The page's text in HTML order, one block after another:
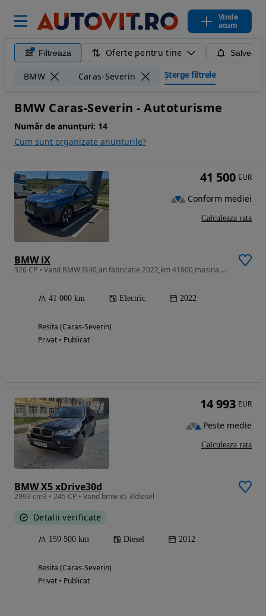
Vinde
acum
Filtreaza Oferte pentru tine
BMW Caras-Severin Șterge filtrele
BMW Caras-Severin - Autoturisme
Număr de anunțuri: 14
Cum sunt organizate anunturile?
BMW iX
326 CP • Vand BMW IX40,an fabricatie 2022,km 41000,masina a fost achizitionata
41 000 km Electric 2022
Resita (Caras-Severin)
Privat • Publicat
41 500 EUR
Conform mediei
Calculeaza rata
BMW X5 xDrive30d
2993 cm3 • 245 CP • Vand bmw x5 3ldiesel
Detalii verificate
159 500 km Diesel 2012
Resita (Caras-Severin)
Privat • Publicat
14 993 EUR
Peste medie
Calculeaza rata